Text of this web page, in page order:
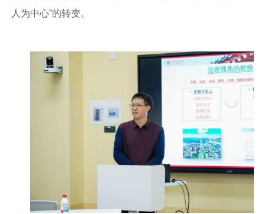
人为中心”的转变。